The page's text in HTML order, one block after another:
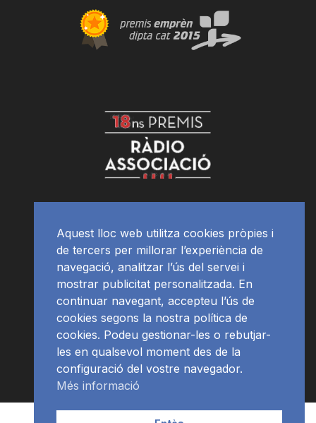
APP Programació
Aquest lloc web utilitza cookies pròpies i
de tercers per millorar l’experiència de
navegació, analitzar l’ús del servei i
mostrar publicitat personalitzada. En
continuar navegant, accepteu l’ús de
cookies segons la nostra política de
cookies. Podeu gestionar-les o rebutjar-
les en qualsevol moment des de la
configuració del vostre navegador.
Més informació